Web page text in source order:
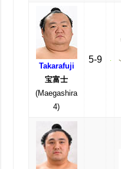
Takarafuji
宝富士
(Maegashira
4)
5-9